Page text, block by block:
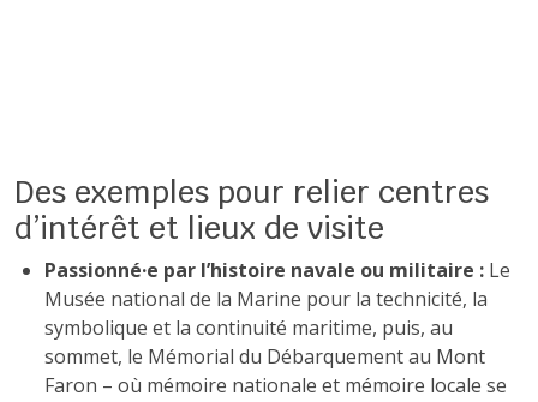
Des exemples pour relier centres
d’intérêt et lieux de visite
Passionné·e par l’histoire navale ou militaire : Le
Musée national de la Marine pour la technicité, la
symbolique et la continuité maritime, puis, au
sommet, le Mémorial du Débarquement au Mont
Faron – où mémoire nationale et mémoire locale se